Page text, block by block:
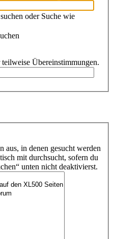
oder Suche wie
Übereinstimmungen.
aus, in denen gesucht werden
mit durchsucht, sofern du
unten nicht deaktivierst.